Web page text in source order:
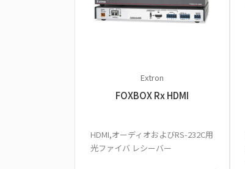
Extron
FOXBOX Rx HDMI
HDMI,オーディオおよびRS-232C用
光ファイバ レシーバー